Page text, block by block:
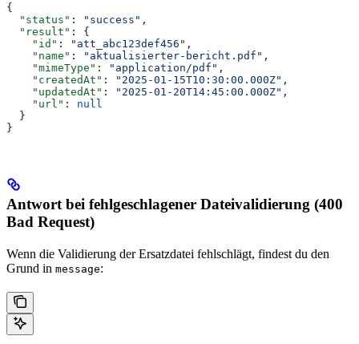
{
  "status"
: "success" ,
  "result"
: {
    "id"
: "att_abc123def456" ,
    "name"
: "aktualisierter-bericht.pdf" ,
    "mimeType"
: "application/pdf" ,
    "createdAt"
: "2025-01-15T10:30:00.000Z" ,
    "updatedAt"
: "2025-01-20T14:45:00.000Z" ,
    "url"
: null
  }
}
Antwort bei fehlgeschlagener Dateivalidierung (400
Bad Request)
Wenn die Validierung der Ersatzdatei fehlschlägt, findest du den
Grund in message: